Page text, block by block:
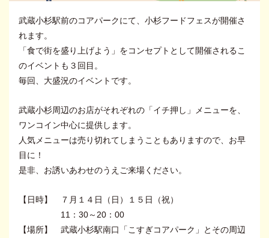
武蔵小杉駅前のコアパークにて、小杉フードフェスが開催さ
れます。
「食で街を盛り上げよう」をコンセプトとして開催されるこ
のイベントも３回目。
毎回、大盛況のイベントです。
武蔵小杉周辺のお店がそれぞれの「イチ押し」メニューを、
ワンコイン中心に提供します。
人気メニューは売り切れてしまうこともありますので、お早
目に！
是非、お誘いあわせのうえご来場ください。
【日時】 ７月１４日（日）１５日（祝）
11：30～20：00
【場所】 武蔵小杉駅南口「こすぎコアパーク」とその周辺